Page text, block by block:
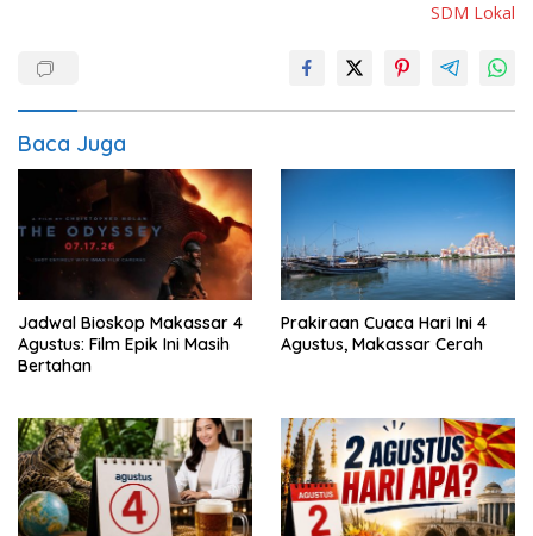
SDM Lokal
Baca Juga
Jadwal Bioskop Makassar 4
Agustus: Film Epik Ini Masih
Bertahan
Prakiraan Cuaca Hari Ini 4
Agustus, Makassar Cerah